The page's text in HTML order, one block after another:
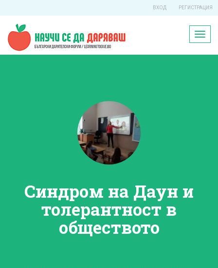
ВХОД РЕГИСТРАЦИЯ
Синдром на Даун и
толерантност в
обществото